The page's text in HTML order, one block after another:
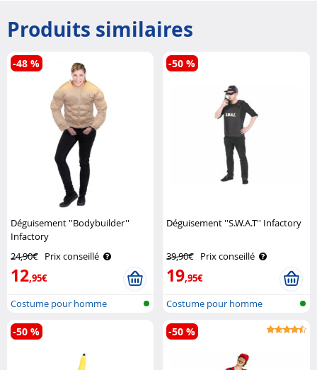
Produits similaires
Déguisement ''Bodybuilder''
Infactory
24,90€ Prix conseillé
12,95€
-48 %
Costume pour homme
Déguisement ''S.W.A.T'' Infactory
39,90€ Prix conseillé
19,95€
-50 %
Costume pour homme
-50 % -50 %